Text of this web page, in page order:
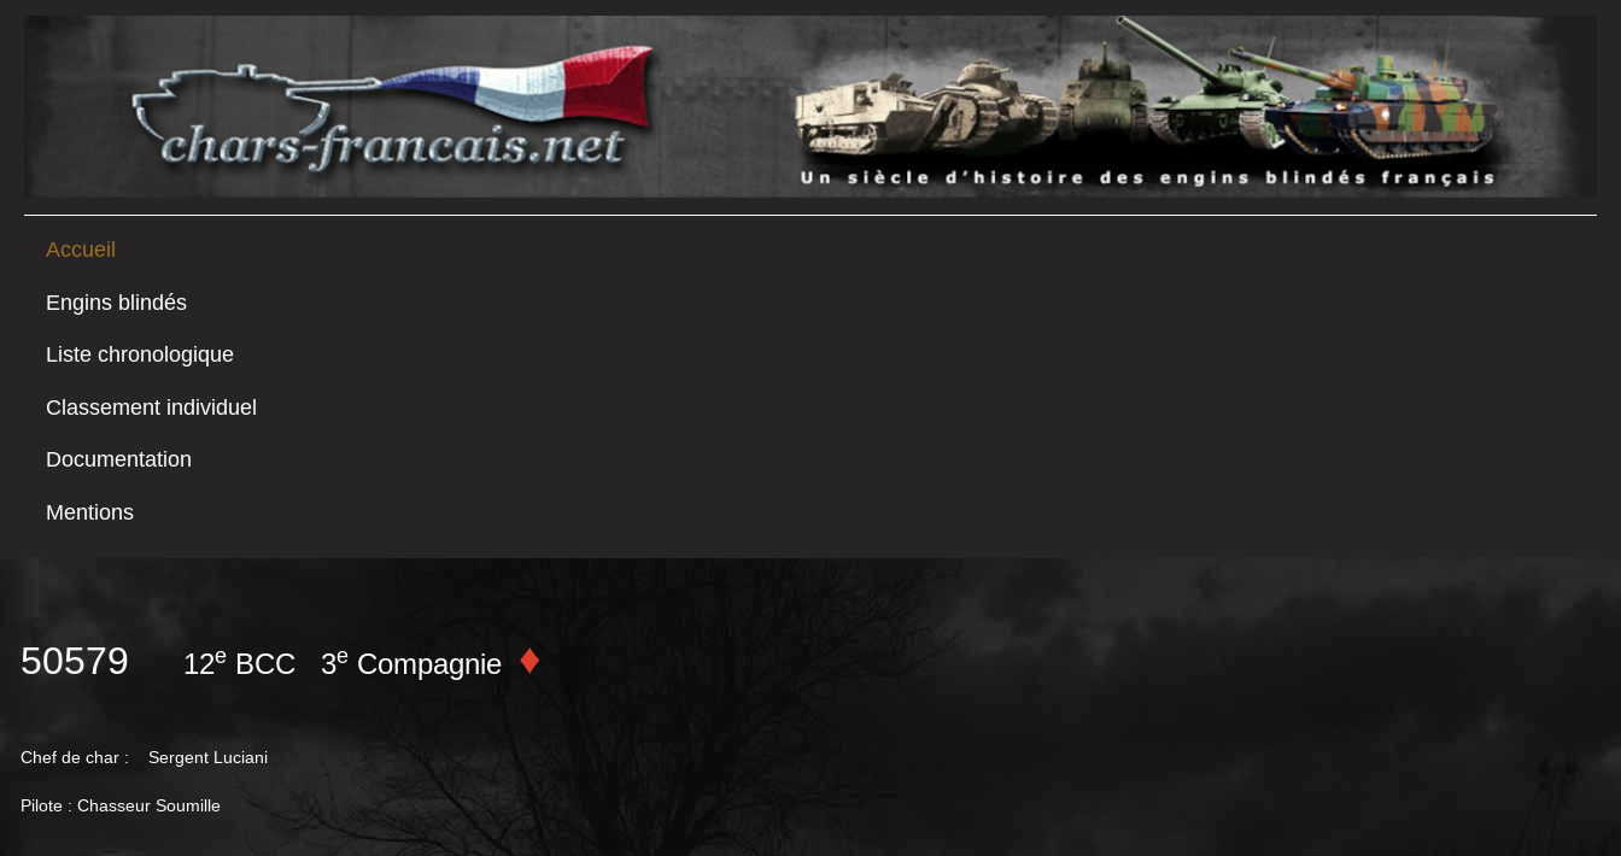
Accueil
Engins blindés
Liste chronologique
Classement individuel
Documentation
Mentions
50579 12e BCC 3e Compagnie ♦
Chef de char : Sergent Luciani
Pilote : Chasseur Soumille